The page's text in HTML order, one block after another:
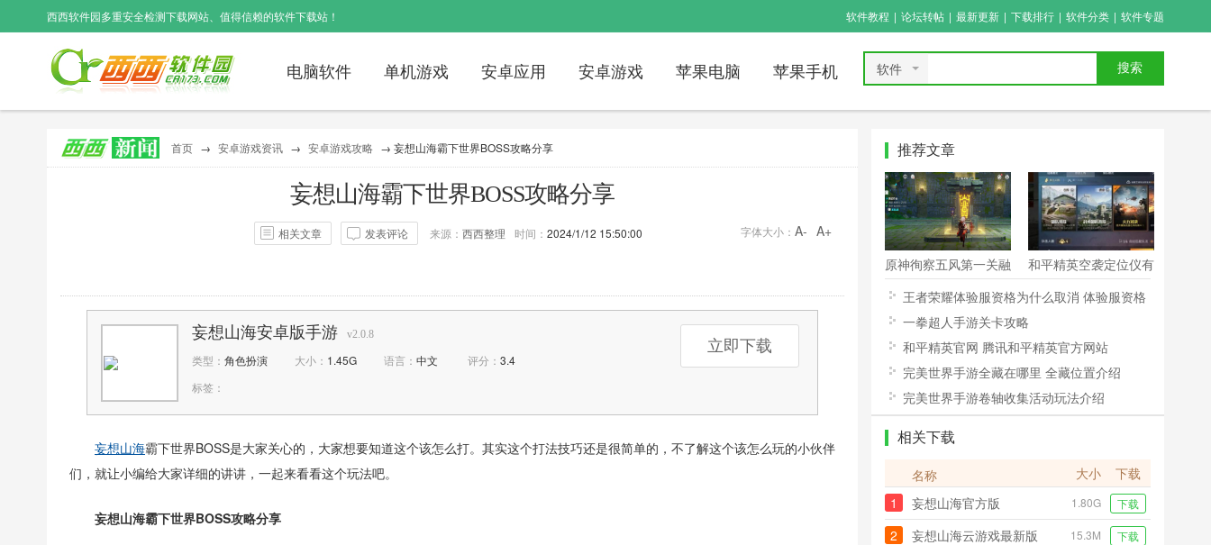
西西软件园多重安全检测下载网站、值得信赖的软件下载站！ 软件教程 | 论坛转帖 | 最新更新 | 下载排行 | 软件分类 | 软件专题
电脑软件 单机游戏 安卓应用 安卓游戏 苹果电脑 苹果手机 软件 搜索
首页 → 安卓游戏资讯 → 安卓游戏攻略 → 妄想山海霸下世界BOSS攻略分享
妄想山海霸下世界BOSS攻略分享
相关文章 发表评论 来源： 西西整理 时间： 2024/1/12 15:50:00 字体大小： A- A+
作者：西西 点击：197 评论： 0次 标签： 妄想山海 霸下世界
妄想山海安卓版手游 v2.0.8
类型： 角色扮演 大小： 1.45G 语言： 中文 评分： 3.4
标签：
立即下载
妄想山海霸下世界BOSS是大家关心的，大家想要知道这个该怎么打。其实这个打法技巧还是很简单的，不了解这个该怎么玩的小伙伴
们，就让小编给大家详细的讲讲，一起来看看这个玩法吧。
妄想山海霸下世界BOSS攻略分享
推荐文章
原神徇察五风第一关融
风之境攻略
和平精英空袭定位仪有
什么用 空袭定位仪怎
王者荣耀体验服资格为什么取消 体验服资格
被取消可以恢复吗
一拳超人手游关卡攻略
和平精英官网 腾讯和平精英官方网站
完美世界手游全藏在哪里 全藏位置介绍
完美世界手游卷轴收集活动玩法介绍
相关下载
名称 大小
下载
1
妄想山海官方版 1.80G 下载
2 妄想山海云游戏最新版 15.3M 下载